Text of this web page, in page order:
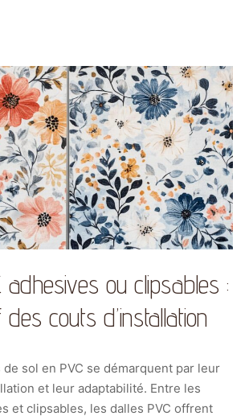
adhesives ou clipsables :
couts d’installation
sol en PVC se démarquent par leur
et leur adaptabilité. Entre les
et clipsables, les dalles PVC offrent